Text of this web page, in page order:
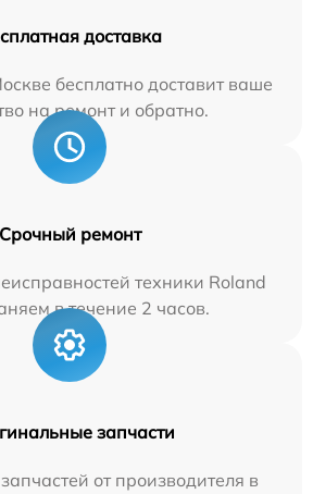
доставка
бесплатно доставит ваше
на ремонт и обратно.
Срочный ремонт
техники Roland
в течение 2 часов.
запчасти
от производителя в